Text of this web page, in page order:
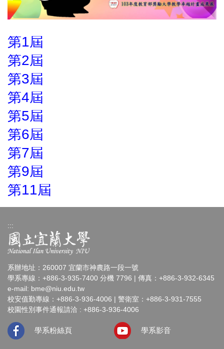
第1屆
第2屆
第3屆
第4屆
第5屆
第6屆
第7屆
第9屆
第11屆
:::
系辦地址：260007 宜蘭市神農路一段一號
學系專線：+886-3-935-7400 分機 7796 | 傳真：+886-3-932-6345
e-mail: bme@niu.edu.tw
校安值勤專線：+886-3-936-4006 | 警衛室：+886-3-931-7555
校園性別事件通報請洽 : +886-3-936-4006
學系粉絲頁 學系影音